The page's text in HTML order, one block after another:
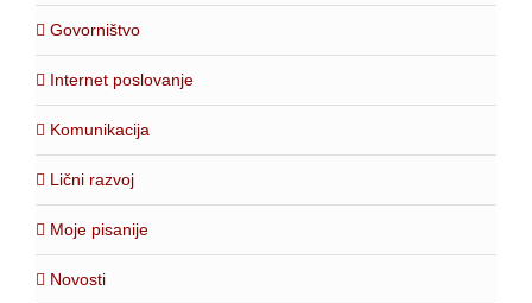
Govorništvo
Internet poslovanje
Komunikacija
Lični razvoj
Moje pisanije
Novosti